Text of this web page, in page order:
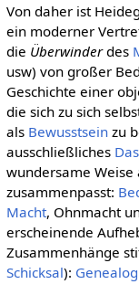
Von daher ist
ein moderner
die Überwinderdes
usw) von großer
Geschichte einer
die sich zu sich
als Bewusstseinzu
ausschließliches
wundersame
zusammenpasst:
Macht, Ohnmacht
erscheinende
Zusammenhänge
Schicksal):